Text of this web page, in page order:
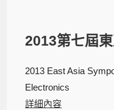
2013第七屆
2013 East Asia
Electronics
詳細內容